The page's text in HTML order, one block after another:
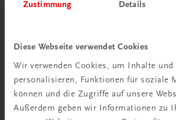
Zustimmung Details
Diese Webseite verwendet Cookies
Wir verwenden Cookies, um Inhalte und
personalisieren, Funktionen für soziale
können und die Zugriffe auf unsere
Außerdem geben wir Informationen zu